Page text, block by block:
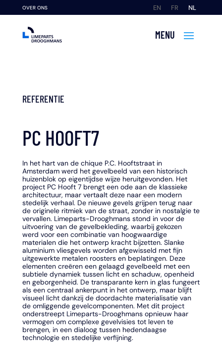
OVER ONS NL
FR
EN
REFERENTIE
PC HOOFT7
In het hart van de chique P.C. Hooftstraat in
Amsterdam werd het gevelbeeld van een historisch
huizenblok op eigentijdse wijze heruitgevonden. Het
project PC Hooft 7 brengt een ode aan de klassieke
architectuur, maar vertaalt deze naar een modern
stedelijk verhaal. De nieuwe gevels grijpen terug naar
de originele ritmiek van de straat, zonder in nostalgie te
vervallen. Limeparts-Drooghmans stond in voor de
uitvoering van de gevelbekleding, waarbij gekozen
werd voor een combinatie van hoogwaardige
materialen die het ontwerp kracht bijzetten. Slanke
aluminium vliesgevels worden afgewisseld met fijn
uitgewerkte metalen roosters en beplatingen. Deze
elementen creëren een gelaagd gevelbeeld met een
subtiele dynamiek tussen licht en schaduw, openheid
en geborgenheid. De transparante kern in glas fungeert
als een centraal ankerpunt in het ontwerp, maar blijft
visueel licht dankzij de doordachte materialisatie van
de omliggende gevelcomponenten. Met dit project
onderstreept Limeparts-Drooghmans opnieuw haar
vermogen om complexe gevelvisies tot leven te
brengen, in een dialoog tussen hedendaagse
technologie en stedelijke verfijning.